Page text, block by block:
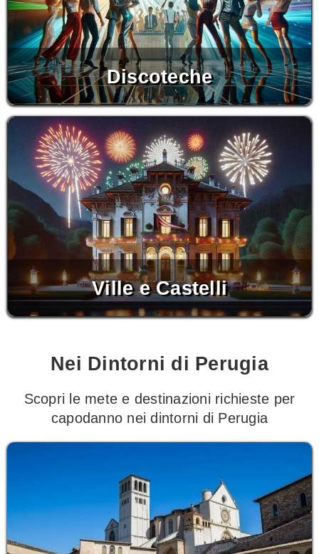
Discoteche
Ville e Castelli
Nei Dintorni di Perugia
Scopri le mete e destinazioni richieste per
capodanno nei dintorni di Perugia